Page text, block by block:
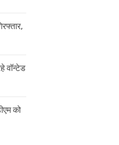
वॉन्टेड
को